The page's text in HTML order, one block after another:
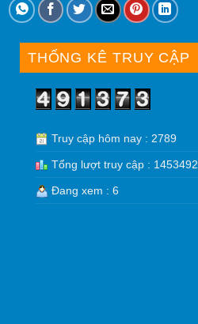
THỐNG KÊ TRUY CẬP
Truy cập hôm nay : 2789
Tổng lượt truy cập : 1453492
Đang xem : 6